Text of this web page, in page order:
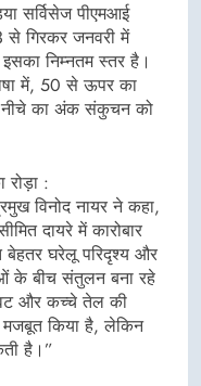
सर्विसेज पीएमआई
से गिरकर जनवरी में
निम्नतम स्तर है।
में, 50 से ऊपर का
नीचे का अंक संकुचन को
रोड़ा :
विनोद नायर ने कहा,
दायरे में कारोबार
घरेलू परिदृश्य और
के बीच संतुलन बना रहे
और कच्चे तेल की
मजबूत किया है, लेकिन
है।”